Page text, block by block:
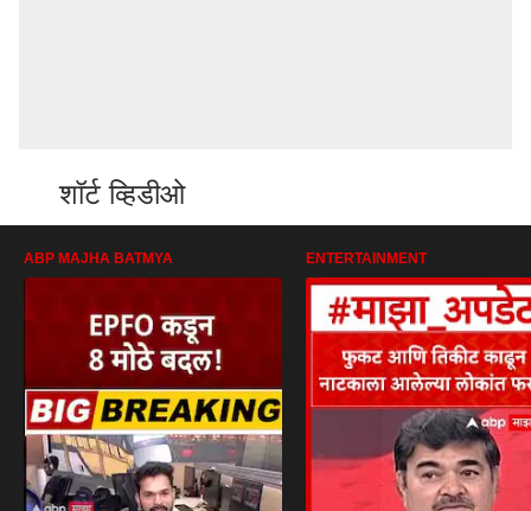
शॉर्ट व्हिडीओ
ABP MAJHA BATMYA ENTERTAINMENT